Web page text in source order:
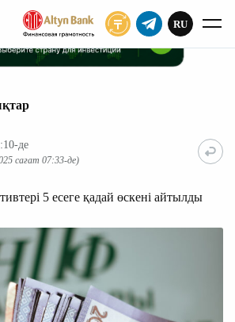
ЖАЗЫЛУ
RU
де
сағат 07:33-де)
5 есеге қадай өскені айтылды